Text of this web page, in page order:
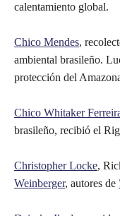
calentamiento global.
Chico Mendes,
ambiental brasileño.
protección del
Chico Whitaker
brasileño, recibió el
Christopher Locke,
Weinberger, autores de